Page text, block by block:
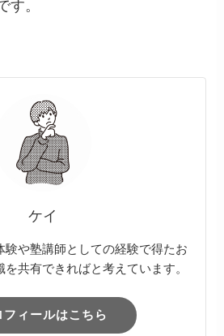
す。
ケイ
験や塾講師としての経験で得たお
共有できればと考えています。
フィールはこちら